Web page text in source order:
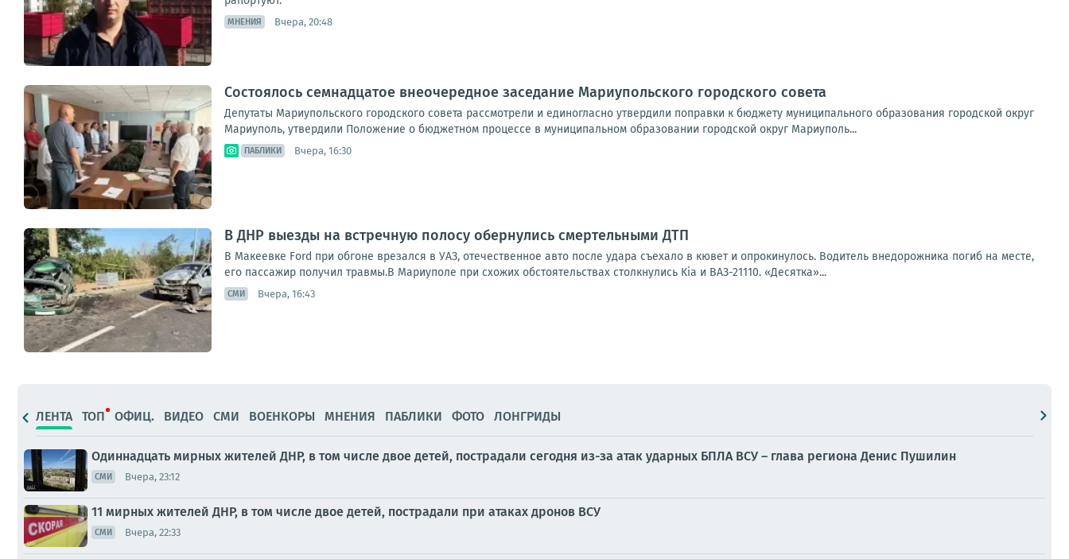
МНЕНИЯ Вчера, 20:48
Состоялось семнадцатое внеочередное заседание Мариупольского городского совета
Депутаты Мариупольского городского совета рассмотрели и единогласно утвердили поправки к бюджету муниципального образования городской округ
Мариуполь, утвердили Положение о бюджетном процессе в муниципальном образовании городской округ Мариуполь...
ПАБЛИКИ Вчера, 16:30
В ДНР выезды на встречную полосу обернулись смертельными ДТП
В Макеевке Ford при обгоне врезался в УАЗ, отечественное авто после удара съехало в кювет и опрокинулось. Водитель внедорожника погиб на месте,
его пассажир получил травмы.В Мариуполе при схожих обстоятельствах столкнулись Kia и ВАЗ-21110. «Десятка»...
СМИ Вчера, 16:43
ЛЕНТА ТОП ОФИЦ. ВИДЕО СМИ ВОЕНКОРЫ МНЕНИЯ ПАБЛИКИ ФОТО ЛОНГРИДЫ
Одиннадцать мирных жителей ДНР, в том числе двое детей, пострадали сегодня из-за атак ударных БПЛА ВСУ – глава региона Денис Пушилин
СМИ Вчера, 23:12
11 мирных жителей ДНР, в том числе двое детей, пострадали при атаках дронов ВСУ
СМИ Вчера, 22:33